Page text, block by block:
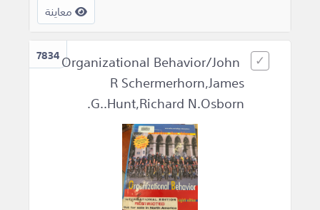
معاينة
7834Organizational Behavior/John
R Schermerhorn,James
G..Hunt,Richard N.Osborn.